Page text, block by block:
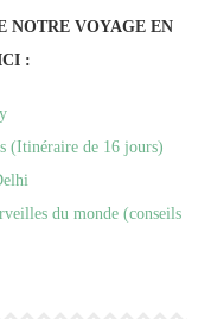
NOTRE VOYAGE EN
:
(Itinéraire de 16 jours)
du monde (conseils